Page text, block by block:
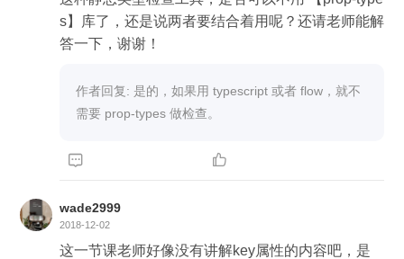
s】库了，还是说两者要结合着用呢？还请老师能解
答一下，谢谢！
作者回复: 是的，如果用 typescript 或者 flow，就不
需要 prop-types 做检查。
 
wade2999
2018-12-02
这一节课老师好像没有讲解key属性的内容吧，是